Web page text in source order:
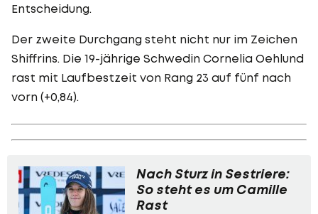
Entscheidung.
Der zweite Durchgang steht nicht nur im Zeichen
Shiffrins. Die 19-jährige Schwedin Cornelia Oehlund
rast mit Laufbestzeit von Rang 23 auf fünf nach
vorn (+0,84).
Nach Sturz in Sestriere:
So steht es um Camille
Rast